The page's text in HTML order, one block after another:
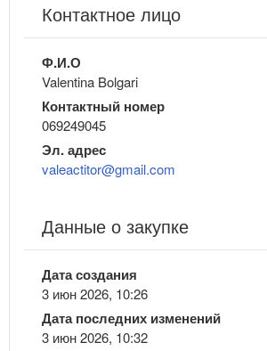
Контактное лицо
Ф.И.О
Valentina Bolgari
Контактный номер
069249045
Эл. адрес
valeactitor@gmail.com
Данные о закупке
Дата создания
3 июн 2026, 10:26
Дата последних изменений
3 июн 2026, 10:32